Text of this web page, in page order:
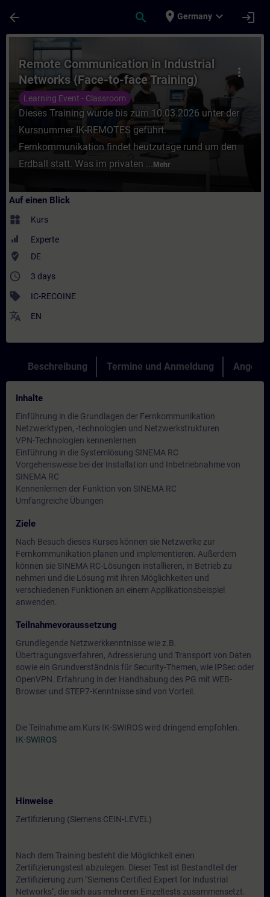
arrow_back search place Germany expand_more login
Kurs - Remote Communication in
more_vert
Remote Communication in Industrial
Networks (Face-to-face Training)
Learning Event - Classroom
Dieses Training wurde bis zum 10.03.2026 unter der
Kursnummer IK-REMOTES geführt.
Fernkommunikation findet heutzutage rund um den
Erdball statt. Was im privaten ... Mehr
Auf einen Blick
widgets Kurs
Experte
where_to_vote DE
access_time 3 days
sell IC-RECOINE
translate EN
Beschreibung Termine und Anmeldung Angebot
Inhalte
Einführung in die Grundlagen der Fernkommunikation
Netzwerktypen, -technologien und Netzwerkstrukturen
VPN-Technologien kennenlernen
Einführung in die Systemlösung SINEMA RC
Vorgehensweise bei der Installation und Inbetriebnahme von
SINEMA RC
Kennenlernen der Funktion von SINEMA RC
Umfangreiche Übungen
Ziele
Nach Besuch dieses Kurses können sie Netzwerke zur
Fernkommunikation planen und implementieren. Außerdem
können sie SINEMA RC-Lösungen installieren, in Betrieb zu
nehmen und die Lösung mit ihren Möglichkeiten und
verschiedenen Funktionen an einem Applikationsbeispiel
anwenden.
Teilnahmevoraussetzung
Grundlegende Netzwerkkenntnisse wie z.B.
Übertragungsverfahren, Adressierung und Transport von Daten
sowie ein Grundverständnis für Security-Themen, wie IPSec oder
OpenVPN. Erfahrung in der Handhabung des PG mit WEB-
Browser und STEP7-Kenntnisse sind von Vorteil.
Die Teilnahme am Kurs IK-SWIROS wird dringend empfohlen.
IK-SWIROS
Hinweise
Zertifizierung (Siemens CEIN-LEVEL)
Nach dem Training besteht die Möglichkeit einen
Zertifizierungstest abzulegen. Dieser Test ist Bestandteil der
Zertifizierung zum "Siemens Certified Expert for Industrial
Networks", die sich aus mehreren Einzeltests zusammensetzt.